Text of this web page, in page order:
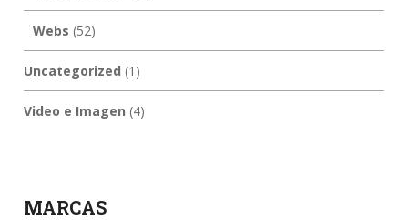
Webs (52)
Uncategorized (1)
Video e Imagen (4)
MARCAS